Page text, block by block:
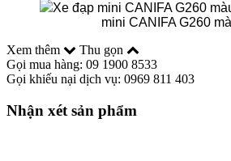
Xe đạp mini CANIFA G260
mini CANIFA G260
Xem thêm
Thu gọn
Gọi mua hàng: 09 1900 8533
Gọi khiếu nại dịch vụ: 0969 811 403
Nhận xét sản phẩm